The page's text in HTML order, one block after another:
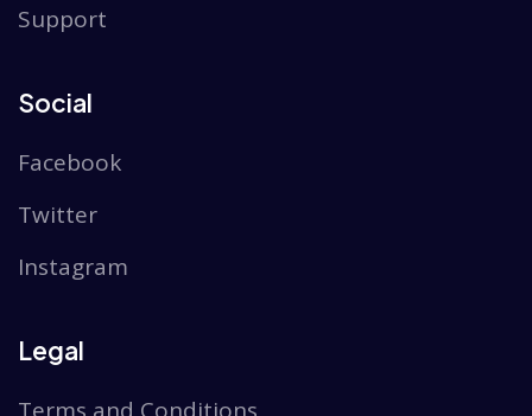
Support
Social
Facebook
Twitter
Instagram
Legal
Terms and Conditions